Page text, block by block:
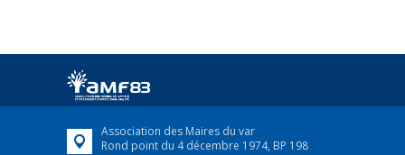
Association des Maires du var
Rond point du 4 décembre 1974, BP 198